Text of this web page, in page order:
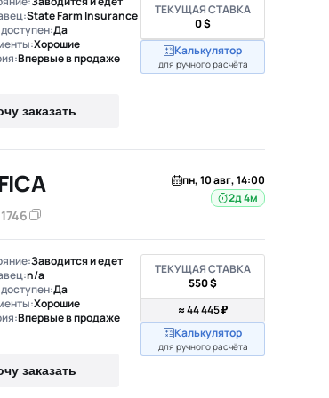
State Farm Insurance
Да
Хорошие
Впервые в продаже
заказать
ТЕКУЩАЯ СТАВКА
0 $
Калькулятор
для ручного расчёта
пн, 10 авг, 14:00
2д 4м
Заводится и едет
n/a
Да
Хорошие
Впервые в продаже
заказать
ТЕКУЩАЯ СТАВКА
550 $
≈ 44 445 ₽
Калькулятор
для ручного расчёта